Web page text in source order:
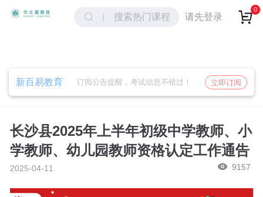
搜索热门课程 请先登录
0
取消 确定
新百易教育 订阅公告提醒，考试信息不错过！ 立即订阅
长沙县2025年上半年初级中学教师、小
学教师、幼儿园教师资格认定工作通告
2025-04-11 9157